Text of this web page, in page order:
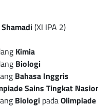
(XI IPA 2)
Kimia
Biologi
Bahasa Inggris
Sains Tingkat
Biologi pada